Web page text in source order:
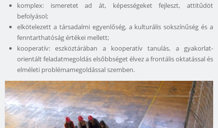
komplex: ismeretet ad át, képességeket fejleszt, attitűdöt
befolyásol;
elkötelezett a társadalmi egyenlőség, a kulturális sokszínűség és a
fenntarthatóság értékei mellett;
kooperatív: eszköztárában a kooperatív tanulás, a gyakorlat-
orientált feladatmegoldás elsőbbséget élvez a frontális oktatással és
elméleti problémamegoldással szemben.